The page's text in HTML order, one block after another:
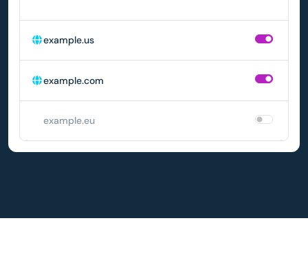
example.us
example.com
example.eu